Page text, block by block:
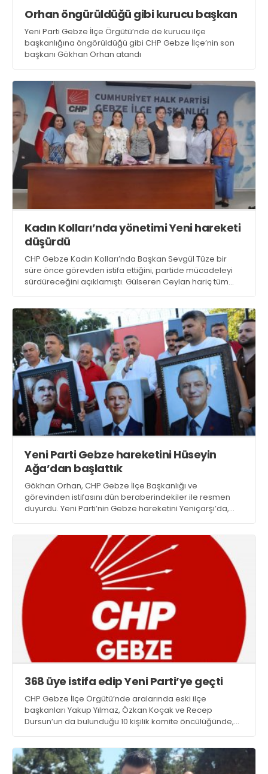
Orhan öngürüldüğü gibi kurucu başkan
Yeni Parti Gebze İlçe Örgütü’nde de kurucu ilçe
başkanlığına öngörüldüğü gibi CHP Gebze İlçe’nin son
başkanı Gökhan Orhan atandı
Kadın Kolları’nda yönetimi Yeni hareketi
düşürdü
CHP Gebze Kadın Kolları’nda Başkan Sevgül Tüze bir
süre önce görevden istifa ettiğini, partide mücadeleyi
sürdüreceğini açıklamıştı. Gülseren Ceylan hariç tüm
Yeni Parti Gebze hareketini Hüseyin
Ağa’dan başlattık
Gökhan Orhan, CHP Gebze İlçe Başkanlığı ve
görevinden istifasını dün beraberindekiler ile resmen
duyurdu. Yeni Parti’nin Gebze hareketini Yeniçarşı’da,
368 üye istifa edip Yeni Parti’ye geçti
CHP Gebze İlçe Örgütü’nde aralarında eski ilçe
başkanları Yakup Yılmaz, Özkan Koçak ve Recep
Dursun’un da bulunduğu 10 kişilik komite öncülüğünde,
Web TV Galeri Yazarlar
Hacı Halil Mahallesi, İsmetpaşa
Caddesi, Beşiroğlu Altın Han Kat: 1
(BİLKAR)Gebze - KOCAELİ
aktanuslu@gmail.com